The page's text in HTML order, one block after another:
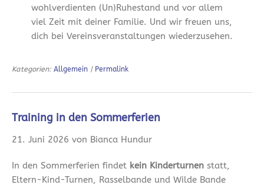
wohlverdienten (Un)Ruhestand und vor allem
viel Zeit mit deiner Familie. Und wir freuen uns,
dich bei Vereinsveranstaltungen wiederzusehen.
Kategorien: Allgemein | Permalink
Training in den Sommerferien
21. Juni 2026 von Bianca Hundur
In den Sommerferien findet kein Kinderturnen statt,
Eltern-Kind-Turnen, Rasselbande und Wilde Bande